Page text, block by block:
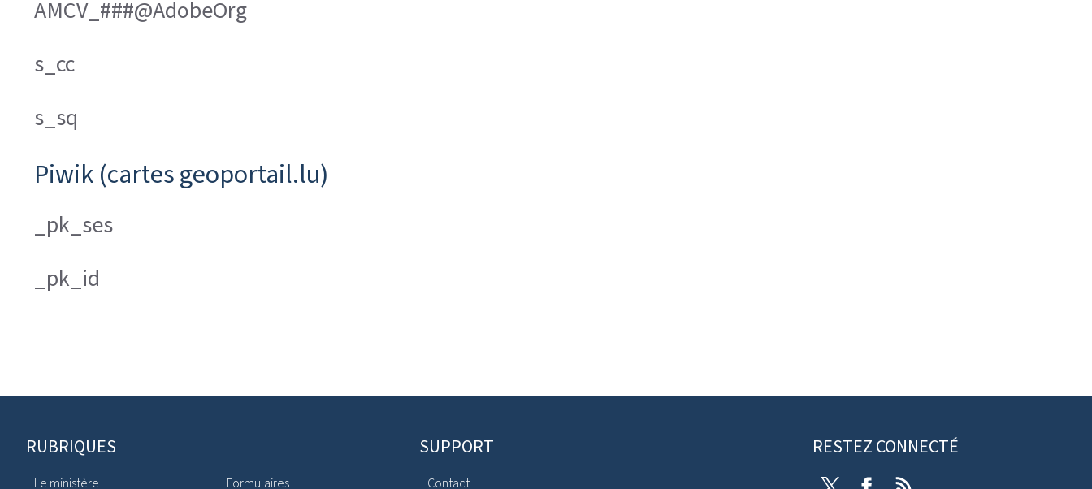
AMCV_###@AdobeOrg
s_cc
s_sq
Piwik (cartes geoportail.lu)
_pk_ses
_pk_id
Pied
de
RUBRIQUES
Le ministère Formulaires
SUPPORT
Contact
RESTEZ CONNECTÉ
Twitter Facebook